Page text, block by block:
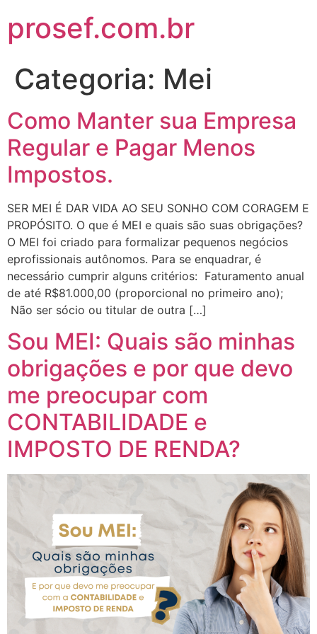
prosef.com.br
Categoria: Mei
Como Manter sua Empresa
Regular e Pagar Menos
Impostos.
SER MEI É DAR VIDA AO SEU SONHO COM CORAGEM E
PROPÓSITO. O que é MEI e quais são suas obrigações?
O MEI foi criado para formalizar pequenos negócios
eprofissionais autônomos. Para se enquadrar, é
necessário cumprir alguns critérios: Faturamento anual
de até R$81.000,00 (proporcional no primeiro ano);
Não ser sócio ou titular de outra […]
Sou MEI: Quais são minhas
obrigações e por que devo
me preocupar com
CONTABILIDADE e
IMPOSTO DE RENDA?